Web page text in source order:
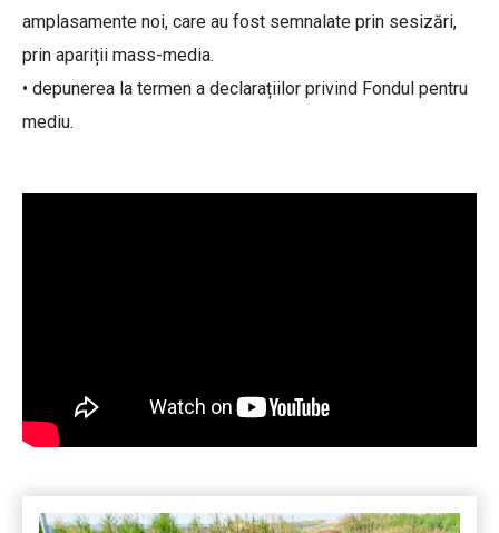
amplasamente noi, care au fost semnalate prin sesizări,
prin apariții mass-media.
• depunerea la termen a declarațiilor privind Fondul pentru
mediu.